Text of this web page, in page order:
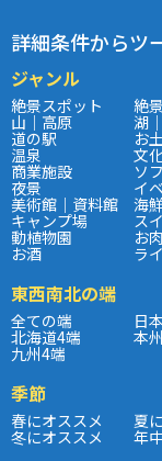
詳細条件からツ
ジャンル
絶景スポット 絶
山｜高原 湖
道の駅 お
温泉 文
商業施設 ソ
夜景 イ
美術館｜資料館 海鮮
キャンプ場 ス
動植物園 お肉
お酒 ラ
東西南北の端
全ての端 日
北海道4端 本
九州4端
季節
春にオススメ 夏
冬にオススメ 年